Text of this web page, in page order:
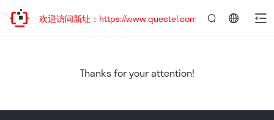
迁移，欢迎访问新址：https://www.quectel.com.cn
Thanks for your attention!